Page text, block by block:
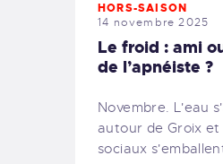
HORS-SAISON
14 novembre 2025
Le froid : ami
de l’apnéiste ?
Novembre. L'eau
autour de Groix et
sociaux